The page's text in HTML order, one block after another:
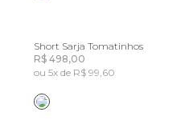
Short Sarja Tomatinhos
R$ 498,00
ou 5x de R$ 99,60